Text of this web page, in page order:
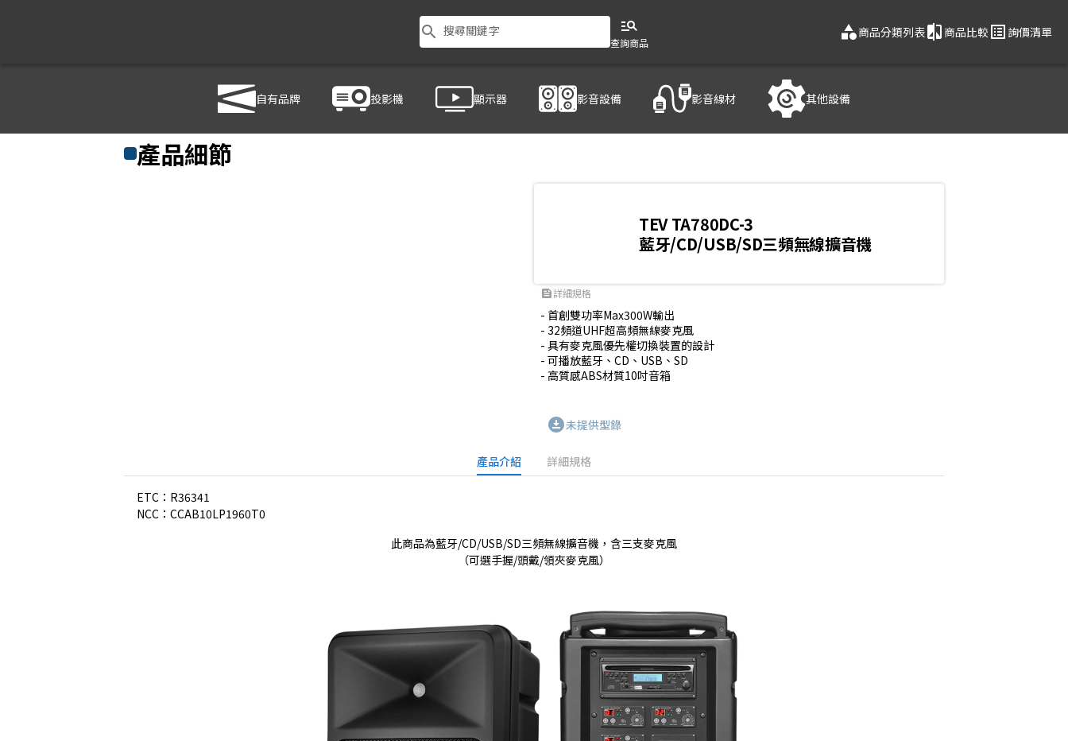
search 搜尋關鍵字 manage_search
查詢商品
category商品分類列表compare商品比較 list_alt 詢價清單
自有品牌 投影機 顯示器 影音設備 影音線材 其他設備
音響設備 / TEV TA780DC-3
產品細節
TEV TA780DC-3
藍牙/CD/USB/SD三頻無線擴音機
feed詳細規格
- 首創雙功率Max300W輸出
- 32頻道UHF超高頻無線麥克風
- 具有麥克風優先權切換裝置的設計
- 可播放藍牙、CD、USB、SD
- 高質感ABS材質10吋音箱
download_for_offline未提供型錄
產品介紹 詳細規格
ETC：R36341
NCC：CCAB10LP1960T0
此商品為藍牙/CD/USB/SD三頻無線擴音機，含三支麥克風
（可選手握/頭戴/領夾麥克風）